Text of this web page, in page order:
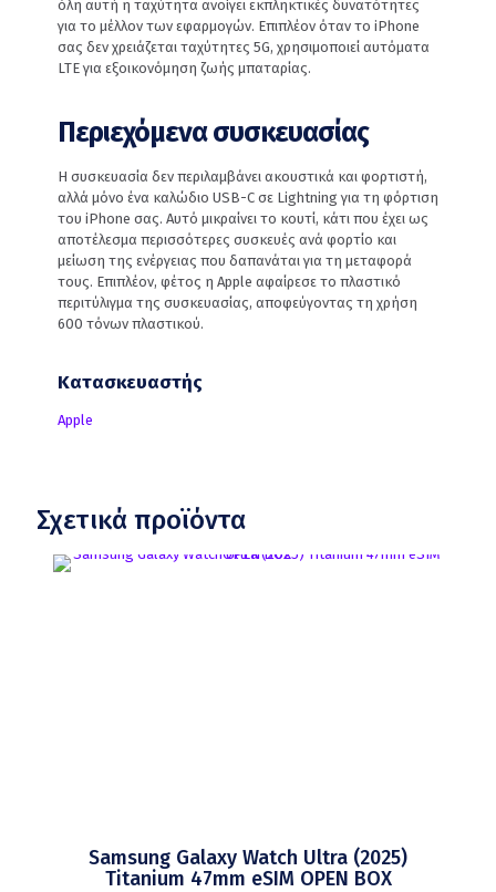
όλη αυτή η ταχύτητα ανοίγει εκπληκτικές δυνατότητες
για το μέλλον των εφαρμογών. Επιπλέον όταν το iPhone
σας δεν χρειάζεται ταχύτητες 5G, χρησιμοποιεί αυτόματα
LTE για εξοικονόμηση ζωής μπαταρίας.
Περιεχόμενα συσκευασίας
Η συσκευασία δεν περιλαμβάνει ακουστικά και φορτιστή,
αλλά μόνο ένα καλώδιο USB-C σε Lightning για τη φόρτιση
του iPhone σας. Αυτό μικραίνει το κουτί, κάτι που έχει ως
αποτέλεσμα περισσότερες συσκευές ανά φορτίο και
μείωση της ενέργειας που δαπανάται για τη μεταφορά
τους. Επιπλέον, φέτος η Apple αφαίρεσε το πλαστικό
περιτύλιγμα της συσκευασίας, αποφεύγοντας τη χρήση
600 τόνων πλαστικού.
Κατασκευαστής
Apple
Σχετικά προϊόντα
Samsung Galaxy Watch Ultra (2025)
Titanium 47mm eSIM OPEN BOX